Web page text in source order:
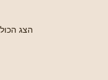
הצג הכול